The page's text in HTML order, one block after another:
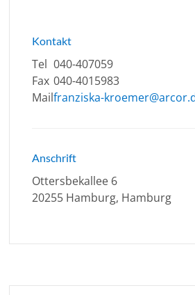
Kontakt
Tel 040-407059
Fax 040-4015983
Mailfranziska-
Anschrift
Ottersbekallee 6
20255 Hamburg, Hamburg